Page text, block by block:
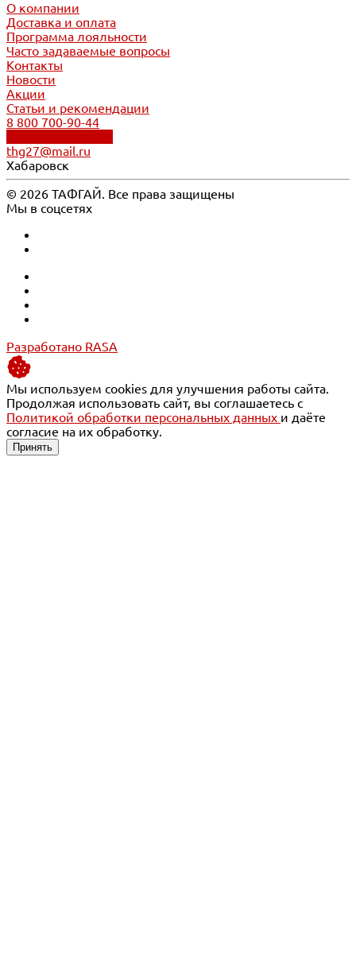
О компании
Доставка и оплата
Программа лояльности
Часто задаваемые вопросы
Контакты
Новости
Акции
Статьи и рекомендации
8 800 700-90-44
thg27@mail.ru
Хабаровск
© 2026 ТАФГАЙ. Все права защищены
Мы в соцсетях
Разработано RASA
Мы используем cookies для улучшения работы сайта.
Продолжая использовать сайт, вы соглашаетесь с
Политикой обработки персональных данных и даёте
согласие на их обработку.
Принять